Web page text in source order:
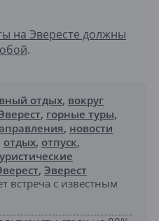
на Эвересте должны
.
отдых, вокруг
, горные туры,
, новости
отдых, отпуск,
, Эверест
встреча с известным